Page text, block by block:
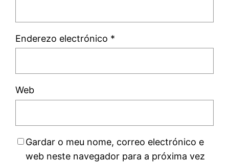
Enderezo electrónico *
Web
Gardar o meu nome, correo electrónico e
web neste navegador para a próxima vez